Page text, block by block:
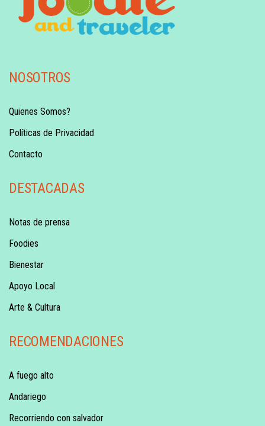
NOSOTROS
Quienes Somos?
Políticas de Privacidad
Contacto
DESTACADAS
Notas de prensa
Foodies
Bienestar
Apoyo Local
Arte & Cultura
RECOMENDACIONES
A fuego alto
Andariego
Recorriendo con salvador